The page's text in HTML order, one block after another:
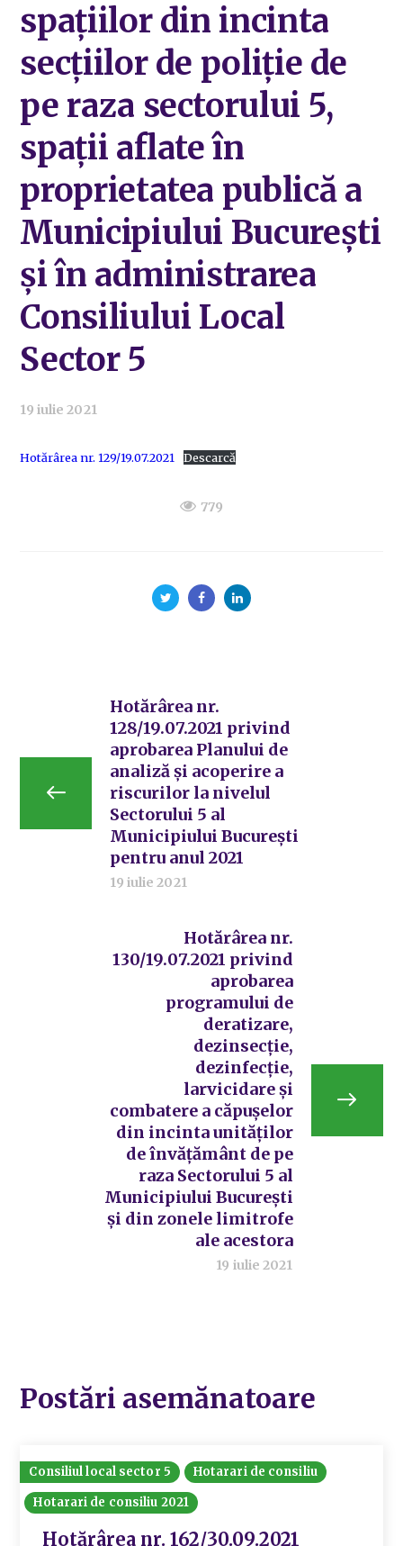
spațiilor din incinta
secțiilor de poliție de
pe raza sectorului 5,
spații aflate în
proprietatea publică a
Municipiului București
și în administrarea
Consiliului Local
Sector 5
19 iulie 2021
Hotărârea nr. 129/19.07.2021 Descarcă
779
Hotărârea nr.
128/19.07.2021 privind
aprobarea Planului de
analiză și acoperire a
riscurilor la nivelul
Sectorului 5 al
Municipiului București
pentru anul 2021
19 iulie 2021
Hotărârea nr.
130/19.07.2021 privind
aprobarea
programului de
deratizare,
dezinsecție,
dezinfecție,
larvicidare și
combatere a căpușelor
din incinta unităților
de învățământ de pe
raza Sectorului 5 al
Municipiului București
și din zonele limitrofe
ale acestora
19 iulie 2021
Postări asemănatoare
Consiliul local sector 5
Hotarari de consiliu
Hotarari de consiliu 2021
Hotărârea nr. 162/30.09.2021